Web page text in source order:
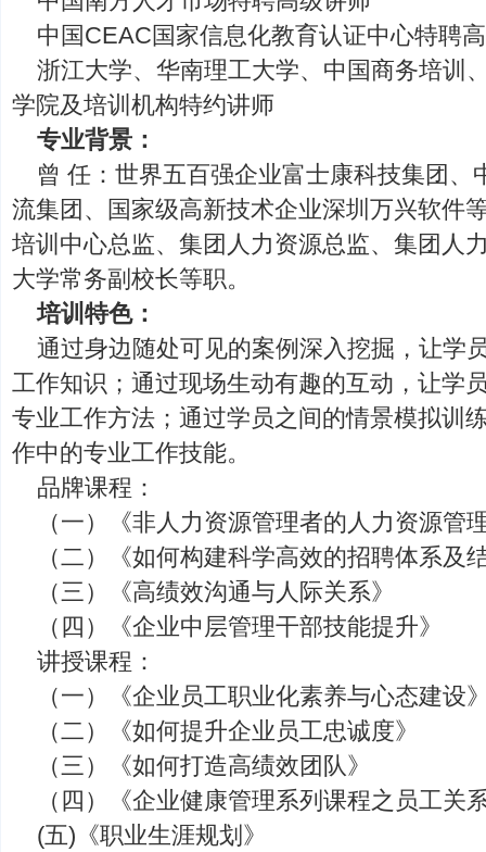
中国CEAC国家信息化教育认证中心特聘
浙江大学、华南理工大学、中国商务培训
学院及培训机构特约讲师
专业背景：
曾 任：世界五百强企业富士康科技集团、
流集团、国家级高新技术企业深圳万兴软件
培训中心总监、集团人力资源总监、集团人
大学常务副校长等职。
培训特色：
通过身边随处可见的案例深入挖掘，让学
工作知识；通过现场生动有趣的互动，让学
专业工作方法；通过学员之间的情景模拟训
作中的专业工作技能。
品牌课程：
（一）《非人力资源管理者的人力资源管
（二）《如何构建科学高效的招聘体系及
（三）《高绩效沟通与人际关系》
（四）《企业中层管理干部技能提升》
讲授课程：
（一）《企业员工职业化素养与心态建设
（二）《如何提升企业员工忠诚度》
（三）《如何打造高绩效团队》
（四）《企业健康管理系列课程之员工关
(五)《职业生涯规划》